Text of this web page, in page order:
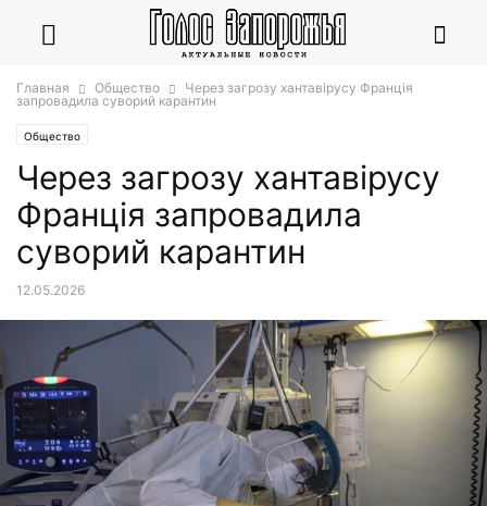
Главная Общество
Через загрозу хантавірусу Франція
запровадила суворий карантин
Общество
Через загрозу хантавірусу
Франція запровадила
суворий карантин
12.05.2026